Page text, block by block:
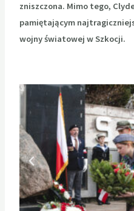
zniszczona. Mimo tego,
pamiętającym
wojnyświatowej w Szkocji.